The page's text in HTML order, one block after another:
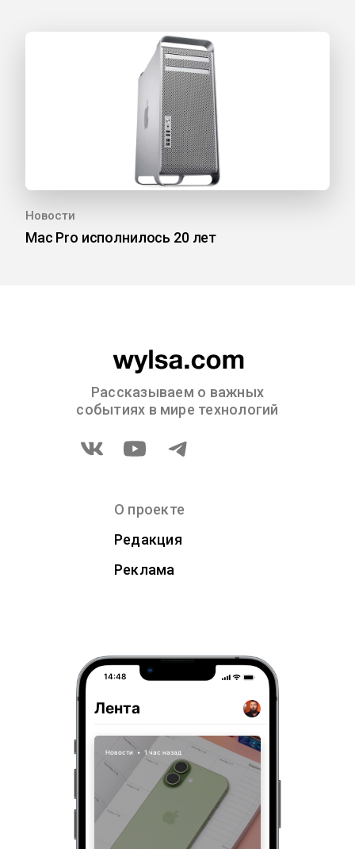
Новости
Mac Pro исполнилось 20 лет
Рассказываем о важных
событиях в мире технологий
О проекте
Редакция
Реклама
14:48
Лента
Новости • 1 час назад